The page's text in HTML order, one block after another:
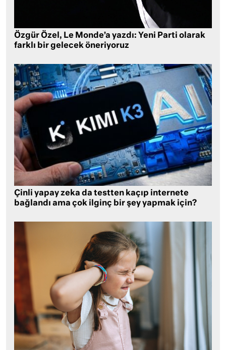
Özgür Özel, Le Monde’a yazdı: Yeni Parti olarak
farklı bir gelecek öneriyoruz
Çinli yapay zeka da testten kaçıp internete
bağlandı ama çok ilginç bir şey yapmak için?